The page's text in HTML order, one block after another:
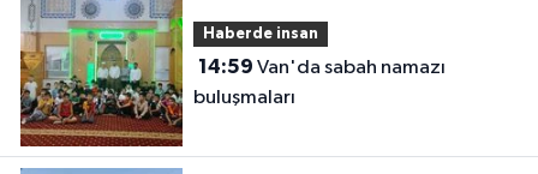
Haberde insan
14:59
buluşmaları